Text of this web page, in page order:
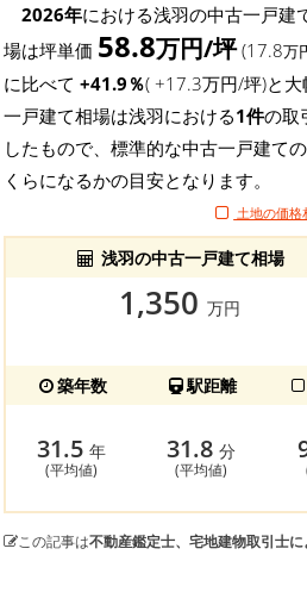
2026年における浅羽の中古一戸建
場は坪単価 58.8万円/坪(17.8万
に比べて +41.9％( +17.3万円/坪)と
一戸建て相場は浅羽における1件の取
したもので、標準的な中古一戸建て
くらになるかの目安となります。
土地の価格
浅羽の中古一戸建て相場
1,350 万円
築年数 駅距離
31.5 年
(平均値)
31.8分
(平均値)
この記事は不動産鑑定士、宅地建物取引士